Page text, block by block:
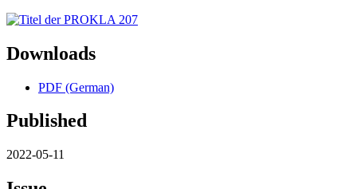
Downloads
PDF (German)
Published
2022-05-11